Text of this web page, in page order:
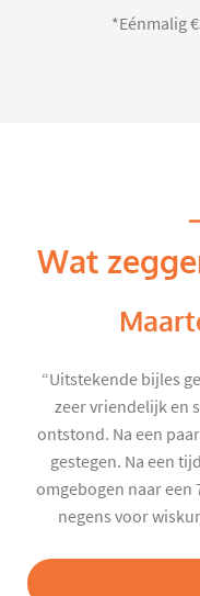
*Eénmalig
Wat
“Uitstekende bijles
zeer vriendelijk en
ontstond. Na een
gestegen. Na een
omgebogen naar een
negens voor